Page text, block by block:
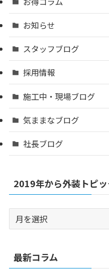
お知らせ
スタッフブログ
採用情報
施工中・現場ブログ
気ままなブログ
社長ブログ
2019年から外装トピッ
2019
年
ら
外
最新コラム